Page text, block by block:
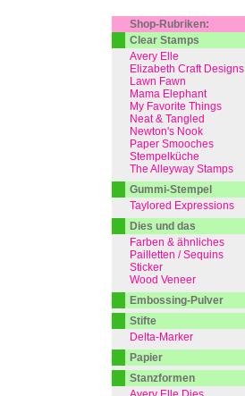
Shop-Rubriken:
Clear Stamps
Avery Elle
Elizabeth Craft Designs
Lawn Fawn
Mama Elephant
My Favorite Things
Neat & Tangled
Newton's Nook
Paper Smooches
Stempelküche
The Alleyway Stamps
Gummi-Stempel
Taylored Expressions
Dies und das
Farben & ähnliches
Pailletten / Sequins
Sticker
Wood Veneer
Embossing-Pulver
Stifte
Delta-Marker
Papier
Stanzformen